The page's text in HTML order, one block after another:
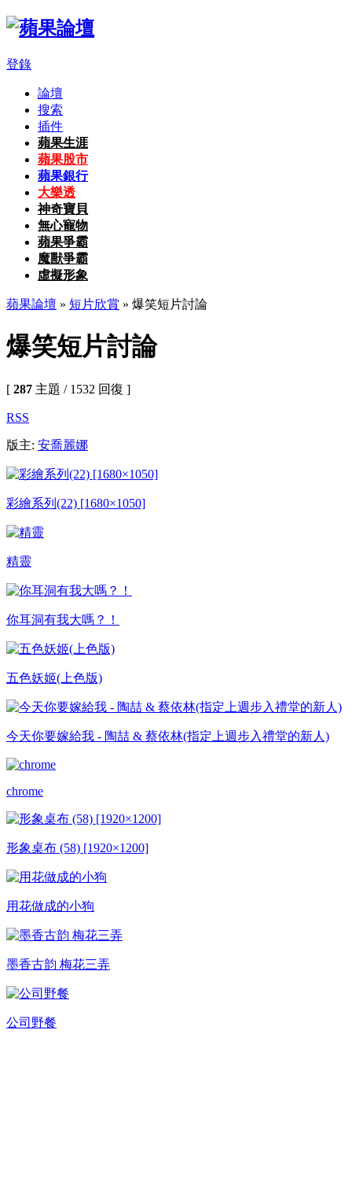
登錄
論壇
搜索
插件
蘋果生涯
蘋果股市
蘋果銀行
大樂透
神奇寶貝
無心寵物
蘋果爭霸
魔獸爭霸
虛擬形象
蘋果論壇 » 短片欣賞 » 爆笑短片討論
爆笑短片討論
[ 287 主題 / 1532 回復 ]
RSS
版主: 安喬麗娜
彩繪系列(22) [1680×1050]
精靈
你耳洞有我大嗎？！
五色妖姬(上色版)
今天你要嫁給我 - 陶喆 & 蔡依林(指定上週步入禮堂的新人)
chrome
形象桌布 (58) [1920×1200]
用花做成的小狗
墨香古韵 梅花三弄
公司野餐